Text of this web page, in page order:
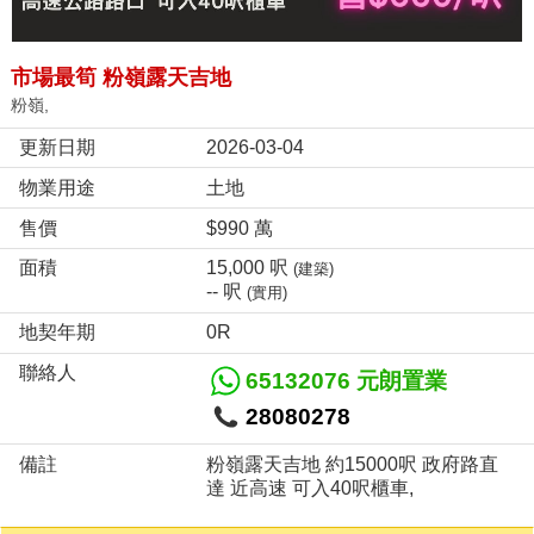
市場最筍 粉嶺露天吉地
粉嶺,
更新日期
2026-03-04
物業用途
土地
售價
$990 萬
面積
15,000 呎 (建築)
-- 呎 (實用)
地契年期
0R
聯絡人
65132076 元朗置業
28080278
備註
粉嶺露天吉地 約15000呎 政府路直
達 近高速 可入40呎櫃車,